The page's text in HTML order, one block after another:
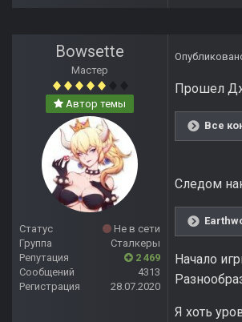
Bowsette
Мастер
Автор темы
Статус
Не в сети
Группа
Сталкеры
Репутация
2 469
Сообщений
4313
Регистрация
28.07.2020
Прошел
Все
Следом
Начало
Я хоть